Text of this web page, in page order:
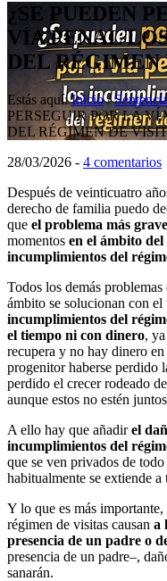
¿SE PUEDEN
VÍA PENAL
DEL RÉGIMEN
Estás aquí:Inicio /
PERSEGUIR POR LA
DEL RÉGIMEN DE
28/03/2026 - 4 comentarios
Después de veinticuatro
derecho de familia puedo
que el problema más grave
momentos en el ámbito
incumplimientos del
Todos los demás
ámbito se solucionan con
incumplimientos del
el tiempo ni con dinero,
recupera y no hay dinero
progenitor haberse perdido
perdido el crecer rodeado
aunque estos no estén
A ello hay que añadirel
incumplimientos del
que se ven privados de
habitualmente se extiende
Y lo que es más
régimen de visitas causan a
presencia de un padre o
presencia de un padre–,
sanarán.